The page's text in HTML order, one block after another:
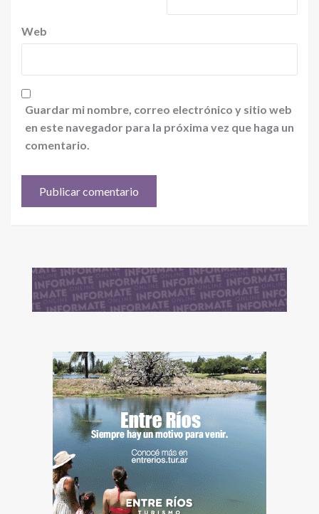
Web
Guardar mi nombre, correo electrónico y sitio web
en este navegador para la próxima vez que haga un
comentario.